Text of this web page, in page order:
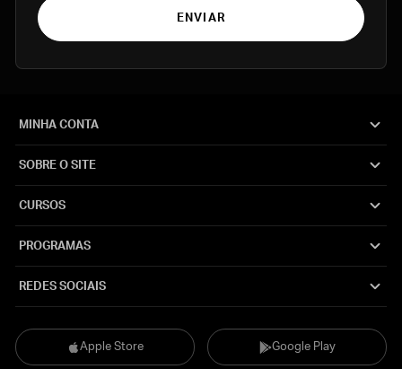
ENVIAR
Apple Store Google Play
MINHA CONTA
SOBRE O SITE
CURSOS
PROGRAMAS
REDES SOCIAIS